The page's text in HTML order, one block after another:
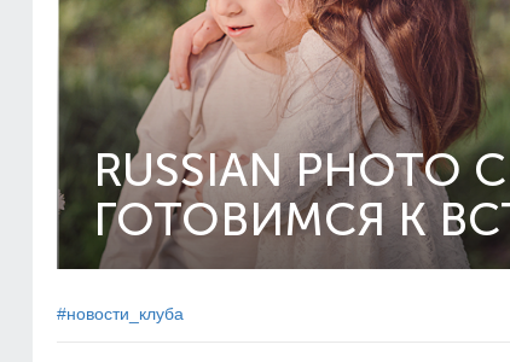
RUSSIAN PHOTO
ГОТОВИМСЯ К
#новости_клуба